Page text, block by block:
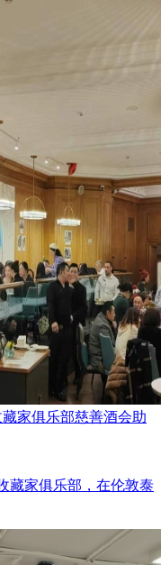
家俱乐部慈善酒会助
藏家俱乐部，在伦敦泰